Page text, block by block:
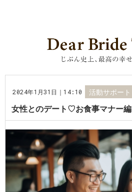
2024年1月31日｜14:10 活動サポート
女性とのデート♡お食事マナー編